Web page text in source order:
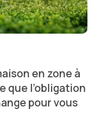
en zone à
que l’obligation
pour vous